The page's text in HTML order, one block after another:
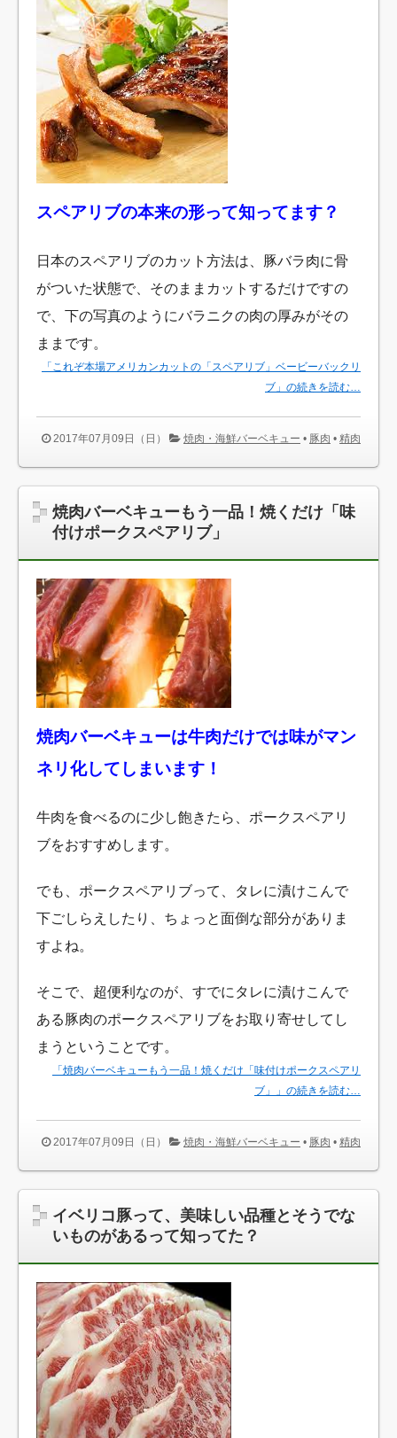
スペアリブの本来の形って知ってます？
日本のスペアリブのカット方法は、豚バラ肉に骨
がついた状態で、そのままカットするだけですの
で、下の写真のようにバラニクの肉の厚みがその
ままです。
「これぞ本場アメリカンカットの「スペアリブ」ベービーバックリ
ブ」の続きを読む…
2017年07月09日（日） 焼肉・海鮮バーベキュー • 豚肉 • 精肉
焼肉バーベキューもう一品！焼くだけ「味
付けポークスペアリブ」
焼肉バーベキューは牛肉だけでは味がマン
ネリ化してしまいます！
牛肉を食べるのに少し飽きたら、ポークスペアリ
ブをおすすめします。
でも、ポークスペアリブって、タレに漬けこんで
下ごしらえしたり、ちょっと面倒な部分がありま
すよね。
そこで、超便利なのが、すでにタレに漬けこんで
ある豚肉のポークスペアリブをお取り寄せしてし
まうということです。
「焼肉バーベキューもう一品！焼くだけ「味付けポークスペアリ
ブ」」の続きを読む…
2017年07月09日（日） 焼肉・海鮮バーベキュー • 豚肉 • 精肉
イベリコ豚って、美味しい品種とそうでな
いものがあるって知ってた？